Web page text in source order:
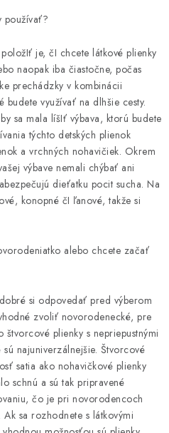
používať?
je, čI chcete látkové plienky
naopak iba čiastočne, počas
prechádzky v kombinácii
využívať na dlhšie cesty.
sa mala líšIť výbava, ktorú budete
týchto detských plienok
a vrchných nohavičiek. Okrem
výbave nemali chýbať ani
dieťatku pocit sucha. Na
konopné čI ľanové, takže si
alebo chcete začať
si odpovedať pred výberom
zvoliť novorodenecké, pre
plienky s nepriepustnými
najuniverzálnejšie. Štvorcové
satia ako nohavičkové plienky
schnú a sú tak pripravené
čo je pri novorodencoch
sa rozhodnete s látkovými